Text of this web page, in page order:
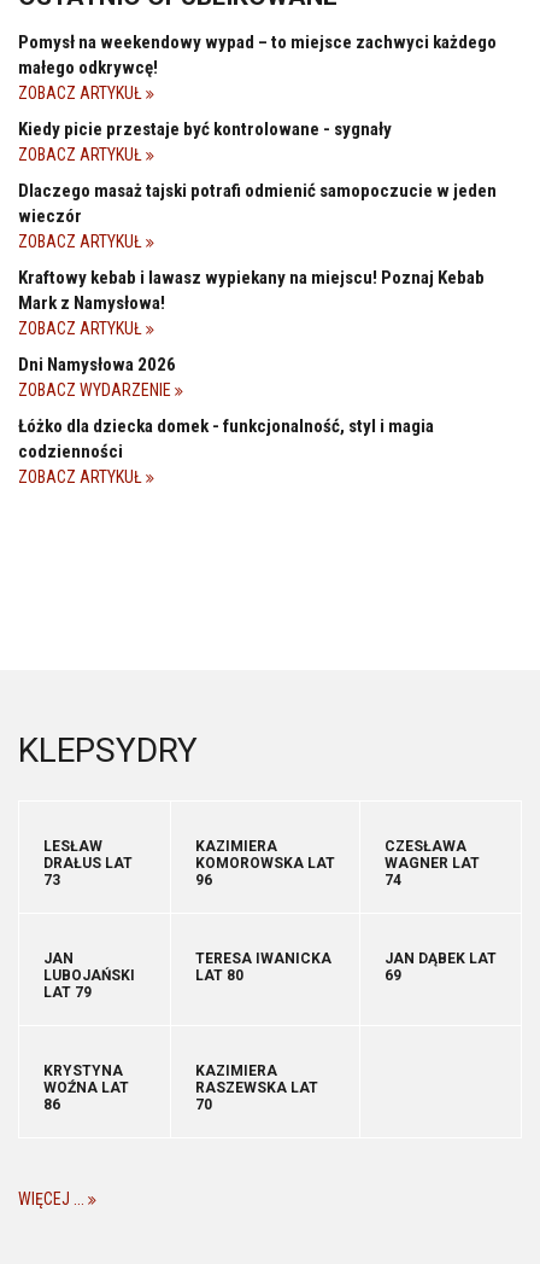
Pomysł na weekendowy wypad – to miejsce zachwyci każdego
małego odkrywcę!
ZOBACZ ARTYKUŁ
Kiedy picie przestaje być kontrolowane - sygnały
ZOBACZ ARTYKUŁ
Dlaczego masaż tajski potrafi odmienić samopoczucie w jeden
wieczór
ZOBACZ ARTYKUŁ
Kraftowy kebab i lawasz wypiekany na miejscu! Poznaj Kebab
Mark z Namysłowa!
ZOBACZ ARTYKUŁ
Dni Namysłowa 2026
ZOBACZ WYDARZENIE
Łóżko dla dziecka domek - funkcjonalność, styl i magia
codzienności
ZOBACZ ARTYKUŁ
KLEPSYDRY
LESŁAW
DRAŁUS LAT
73
KAZIMIERA
KOMOROWSKA LAT
96
CZESŁAWA
WAGNER LAT
74
JAN
LUBOJAŃSKI
LAT 79
TERESA IWANICKA
LAT 80
JAN DĄBEK LAT
69
KRYSTYNA
WOŹNA LAT
86
KAZIMIERA
RASZEWSKA LAT
70
WIĘCEJ ...